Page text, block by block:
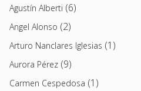
Agustín Alberti (6)
Angel Alonso (2)
Arturo Nanclares Iglesias (1)
Aurora Pérez (9)
Carmen Cespedosa (1)